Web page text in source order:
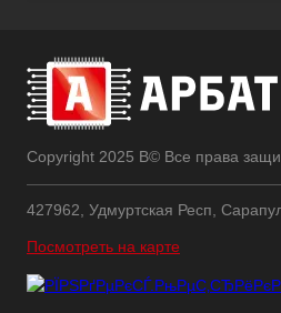
Copyright 2025 В© Все права
427962, Удмуртская Респ,
Посмотреть на карте